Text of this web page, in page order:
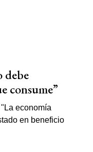
debe
consume”